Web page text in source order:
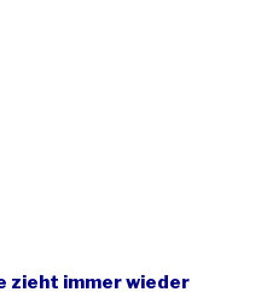
zieht immer wieder